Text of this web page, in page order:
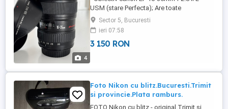
4
USM (stare Perfecta); Are toate
accesoriile, precum, husa originală,
parasolar, capace. A avut de la început
filtru UV Hoya - 82mm, care se vinde
separat (150 lei). Obiectivul este ca nou,
Sector 5, Bucuresti
ieri 07:58
3 150 RON
Foto Nikon cu blitz.Bucuresti.Trimit
si provincie.Plata ramburs.
FOTO Nikon cu blitz - original.Trimit si